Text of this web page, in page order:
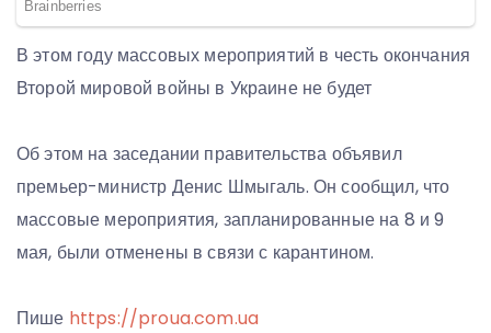
В этом году массовых мероприятий в честь окончания
Второй мировой войны в Украине не будет
Об этом на заседании правительства объявил
премьер-министр Денис Шмыгаль. Он сообщил, что
массовые мероприятия, запланированные на 8 и 9
мая, были отменены в связи с карантином.
Пише https://proua.com.ua